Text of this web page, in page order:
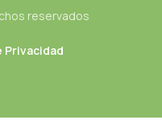
reservados
Privacidad